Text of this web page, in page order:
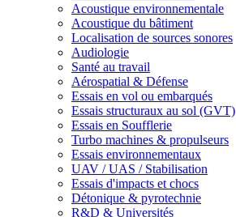
Acoustique environnementale
Acoustique du bâtiment
Localisation de sources sonores
Audiologie
Santé au travail
Aérospatial & Défense
Essais en vol ou embarqués
Essais structuraux au sol (GVT)
Essais en Soufflerie
Turbo machines & propulseurs
Essais environnementaux
UAV / UAS / Stabilisation
Essais d'impacts et chocs
Détonique & pyrotechnie
R&D & Universités